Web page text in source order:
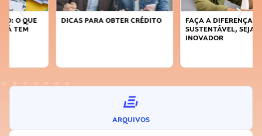
DICAS PARA OBTER CRÉDITO
FAÇA A DIFERENÇA: SEJA
SUSTENTÁVEL, SEJA
ARQUIVOS